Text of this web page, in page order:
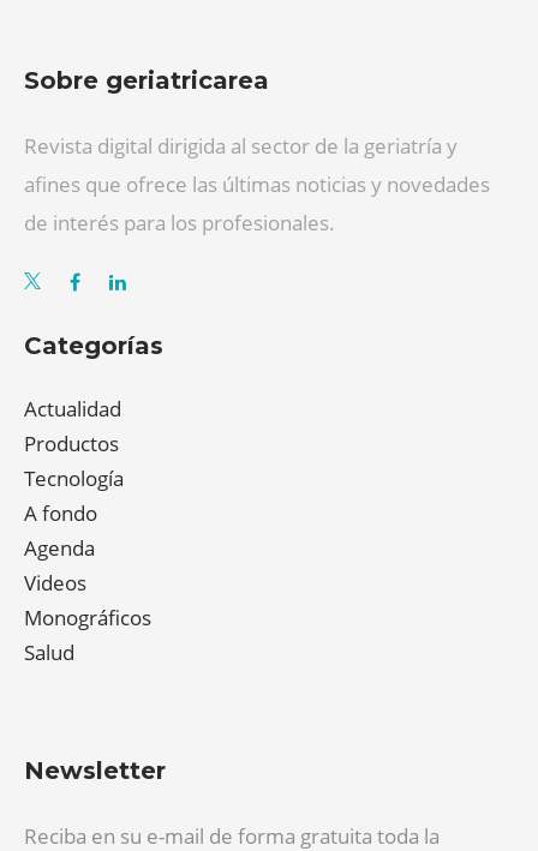
Sobre geriatricarea
Revista digital dirigida al sector de la geriatría y
afines que ofrece las últimas noticias y novedades
de interés para los profesionales.
Categorías
Actualidad
Productos
Tecnología
A fondo
Agenda
Videos
Monográficos
Salud
Newsletter
Reciba en su e-mail de forma gratuita toda la